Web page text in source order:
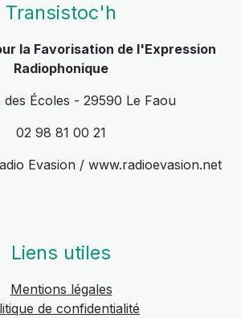
Transistoc'h
la Favorisation de l'Expression
Radiophonique
des Écoles - 29590 Le Faou
02 98 81 00 21
Evasion / www.radioevasion.net
Liens utiles
Mentions légales
de confidentialité